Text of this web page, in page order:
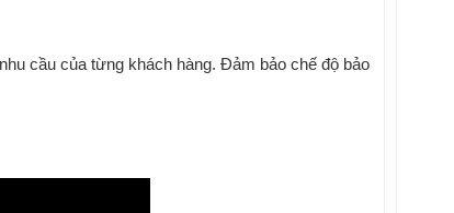
cầu của từng khách hàng. Đảm bảo chế độ bảo